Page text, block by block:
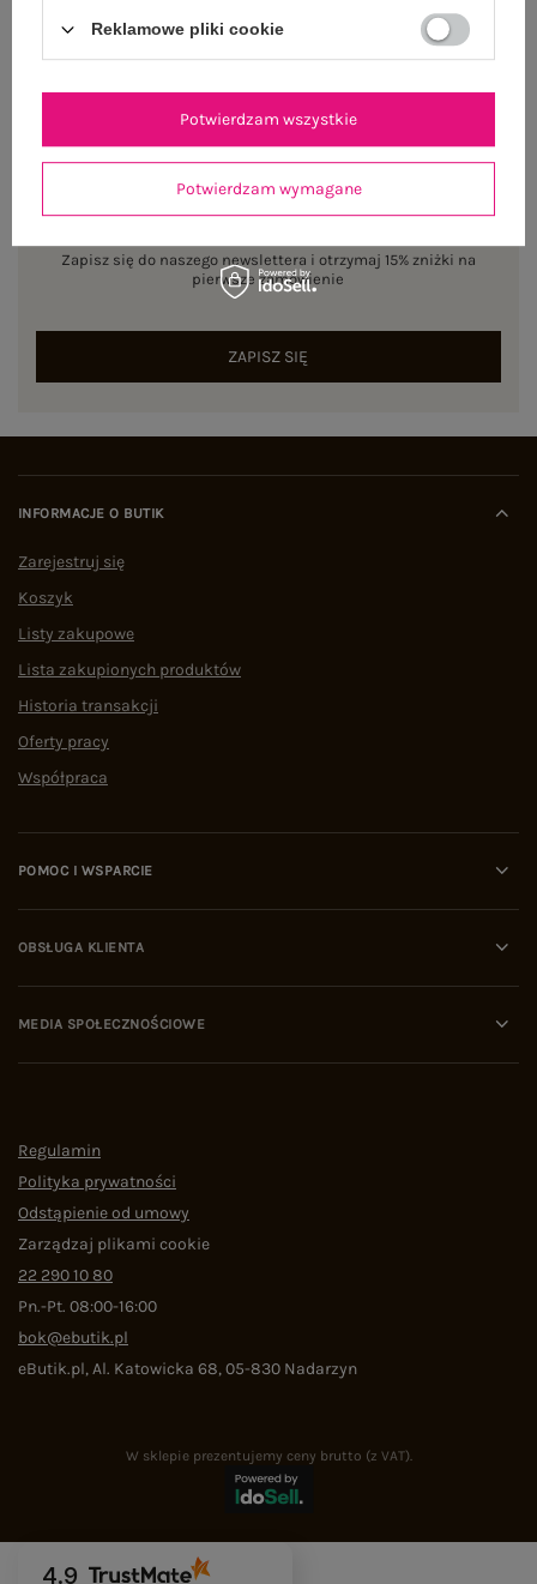
NEWSLETTER
Zapisz się do naszego newslettera i otrzymaj 15% zniżki na
pierwsze zamówienie
ZAPISZ SIĘ
INFORMACJE O BUTIK
Zarejestruj się
Koszyk
Listy zakupowe
Lista zakupionych produktów
Historia transakcji
Oferty pracy
Współpraca
POMOC I WSPARCIE
OBSŁUGA KLIENTA
MEDIA SPOŁECZNOŚCIOWE
Regulamin
Polityka prywatności
Odstąpienie od umowy
Zarządzaj plikami cookie
22 290 10 80
Pn.-Pt. 08:00-16:00
bok@ebutik.pl
eButik.pl,Al. Katowicka 68,05-830 Nadarzyn
W sklepie prezentujemy ceny brutto (z VAT).
4.9
Reklamowe pliki cookie
Potwierdzam wymagane
Potwierdzam wszystkie